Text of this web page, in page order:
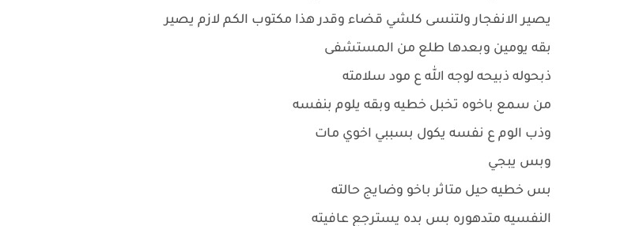
يصير الانفجار ولتنسى كلشي قضاء وقدر هذا مكتوب الكم لازم يصير
بقه يومين وبعدها طلع من المستشفى
ذبحوله ذبيحه لوجه الله ع مود سلامته
من سمع باخوه تخبل خطيه وبقه يلوم بنفسه
وذب الوم ع نفسه يكول بسببي اخوي مات
وبس يبجي
بس خطيه حيل متاثر باخو وضايج حالته
النفسيه متدهوره بس بده يسترجع عافيته